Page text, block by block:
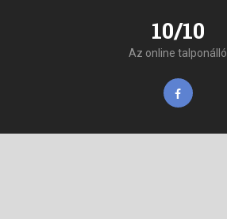
10/10
Az online talponálló